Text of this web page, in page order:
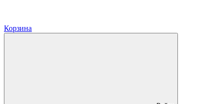
Корзина